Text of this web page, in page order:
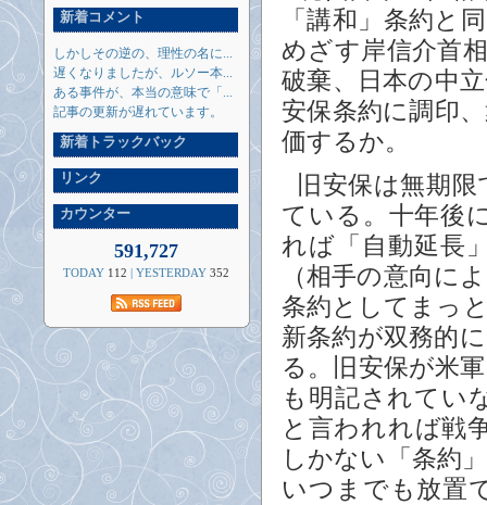
「講和」条約と
めざす岸信介首
破棄、日本の中
安保条約に調印
価するか。
旧安保は無期
ている。十年後
れば「自動延長
（相手の意向に
条約としてまっ
新条約が双務的
る。旧安保が米
も明記されてい
と言われれば戦
しかない「条約
いつまでも放置
新着コメント
しかしその逆の、理性の名に...
遅くなりましたが、ルソー本...
ある事件が、本当の意味で「...
記事の更新が遅れています。
新着トラックバック
リンク
カウンター
591,727
TODAY 112 | YESTERDAY 352